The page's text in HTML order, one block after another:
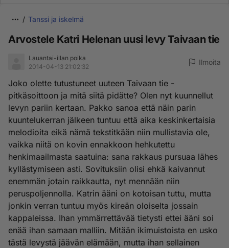
Tanssi ja iskelmä
Arvostele Katri Helenan uusi levy Taivaan tie
Lauantai-illan poika
2014-04-13 21:02:32
Ilmoita
Joko olette tutustuneet uuteen Taivaan tie -
pitkäsoittoon ja mitä siitä pidätte? Olen nyt kuunnellut
levyn pariin kertaan. Pakko sanoa että näin parin
kuuntelukerran jälkeen tuntuu että aika keskinkertaisia
melodioita eikä nämä tekstitkään niin mullistavia ole,
vaikka niitä on kovin ennakkoon hehkutettu
henkimaailmasta saatuina: sana rakkaus pursuaa lähes
kyllästymiseen asti. Sovituksiin olisi ehkä kaivannut
enemmän jotain raikkautta, nyt mennään niin
peruspoljennolla. Katrin ääni on kotoisan tuttu, mutta
jonkin verran tuntuu myös kireän oloiselta jossain
kappaleissa. Ihan ymmärrettävää tietysti ettei ääni soi
enää ihan samaan malliin. Mitään ikimuistoista en usko
tästä levystä jäävän elämään, mutta ihan sellainen